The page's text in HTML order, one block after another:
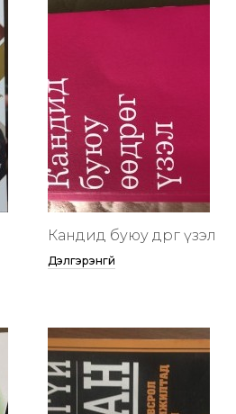
Кандид буюу өөдрөг үзэл
Дэлгэрэнгүй